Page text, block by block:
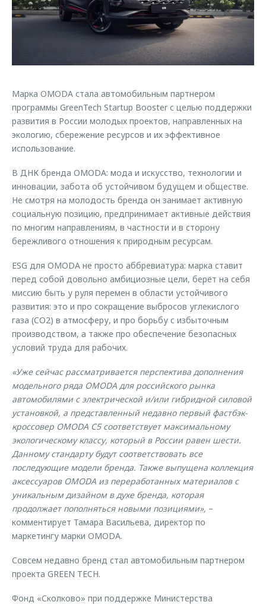
Страхование
Кредитный калькулятор
Оригинальные аксессуары
Запчасти
Трейд-ин
Клиентская поддержка
Аксессуары
Одежда и сувениры
Оригинальные аксессуары
Обратная связь
Марка OMODA стала автомобильным партнером
программы GreenTech Startup Booster с целью поддержки
развития в России молодых проектов, направленных на
экологию, сбережение ресурсов и их эффективное
использование.
В ДНК бренда OMODA: мода и искусство, технологии и
инновации, забота об устойчивом будущем и обществе.
Не смотря на молодость бренда он занимает активную
социальную позицию, предпринимает активные действия
по многим направлениям, в частности и в сторону
бережливого отношения к природным ресурсам.
ESG для OMODA не просто аббревиатура: марка ставит
перед собой довольно амбициозные цели, берёт на себя
миссию быть у руля перемен в области устойчивого
развития: это и про сокращение выбросов углекислого
газа (CО2) в атмосферу, и про борьбу с избыточным
производством, а также про обеспечение безопасных
условий труда для рабочих.
«Уже сейчас рассматривается перспектива дополнения
модельного ряда OMODA для российского рынка
автомобилями с электрической и/или гибридной силовой
установкой, а представленный недавно первый фастбэк-
кроссовер OMODA C5 соответствует максимальному
экологическому классу, который в России равен шести.
Данному стандарту будут соответствовать все
последующие модели бренда. Также выпущена коллекция
аксессуаров OMODA из переработанных материалов с
уникальным дизайном в духе бренда, которая
продолжает пополняться новыми позициями», –
комментирует Тамара Васильева, директор по
маркетингу марки OMODA.
Совсем недавно бренд стал автомобильным партнером
проекта GREEN TECH.
Фонд «Сколково» при поддержке Министерства